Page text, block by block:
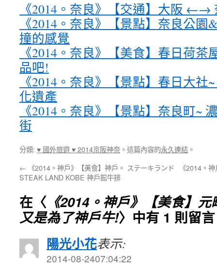
《2014。奈良》【交通】大阪 ←→
《2014。奈良》【景點】奈良公
撞的感覺
《2014。奈良》【美食】春日荷
品吧!
《2014。奈良》【景點】春日大社
化遺產
《2014。奈良》【景點】奈良町~
街
分類: ♥ 國外旅遊 ♥ 2014京阪神奈 。這篇內容的永久連結 。
← 《2014。神戶》【美食】神戶。 ステーキランド
STEAK LAND KOBE 神戶館牛排
《2014。
在〈 《2014。神戶》【美食】
又是為了神戶牛!〉中有 1 則留言
陽光小花表示:
2014-08-2407:04:22